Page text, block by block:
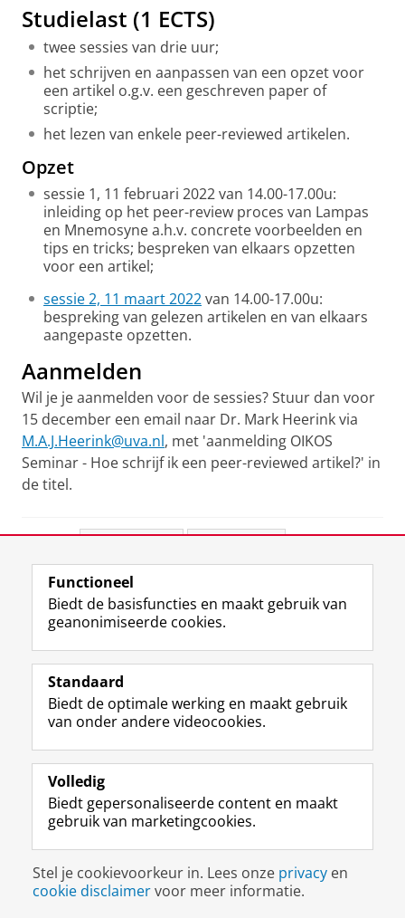
Studielast (1 ECTS)
twee sessies van drie uur;
het schrijven en aanpassen van een opzet voor
een artikel o.g.v. een geschreven paper of
scriptie;
het lezen van enkele peer-reviewed artikelen.
Opzet
sessie 1, 11 februari 2022 van 14.00-17.00u:
inleiding op het peer-review proces van Lampas
en Mnemosyne a.h.v. concrete voorbeelden en
tips en tricks; bespreken van elkaars opzetten
voor een artikel;
sessie 2, 11 maart 2022van 14.00-17.00u:
bespreking van gelezen artikelen en van elkaars
aangepaste opzetten.
Aanmelden
Wil je je aanmelden voor de sessies? Stuur dan voor
15 december een email naar Dr. Mark Heerink via
M.A.J.Heerink@uva.nl, met 'aanmelding OIKOS
Seminar - Hoe schrijf ik een peer-reviewed artikel?' in
de titel.
View this page in:English
Volg de RUG
F
a
e
b
o
p
a
i
n
a
L
i
k
e
I
-
p
g
i
n
R
S
-
f
e
R
k
s
u
I
n
t
r
m
c
c
o
Y
o
T
e
k
a
a
Studiekiezers
Alumni
Over ons
Disclaimer & Copyright
Inloggen
Functioneel
Biedt de basisfuncties en maakt gebruik van
geanonimiseerde cookies.
Standaard
Biedt de optimale werking en maakt gebruik
van onder andere videocookies.
Volledig
Biedt gepersonaliseerde content en maakt
gebruik van marketingcookies.
Stel je cookievoorkeur in. Lees onze privacy en
cookie disclaimervoor meer informatie.